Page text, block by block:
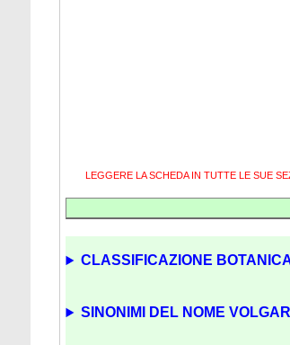
LEGGERE LA SCHEDA IN TUTTE LE SUE
CLASSIFICAZIONE
SINONIMI DEL NOME